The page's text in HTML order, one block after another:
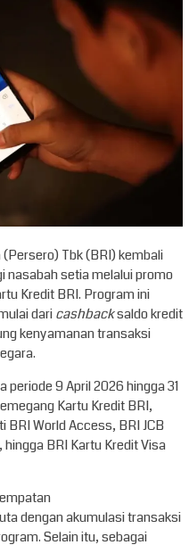
Tbk (BRI) kembali
nasabah setia melalui promo
Kredit BRI. Program ini
daricashbacksaldo kredit
kenyamanan transaksi
periode 9 April 2026 hingga 31
Kartu Kredit BRI,
World Access, BRI JCB
BRI Kartu Kredit Visa
dengan akumulasi transaksi
Selain itu, sebagai